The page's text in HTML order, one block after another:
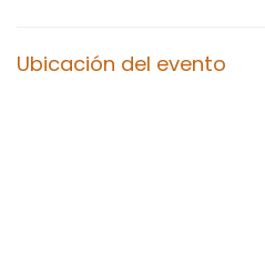
Ubicación del evento